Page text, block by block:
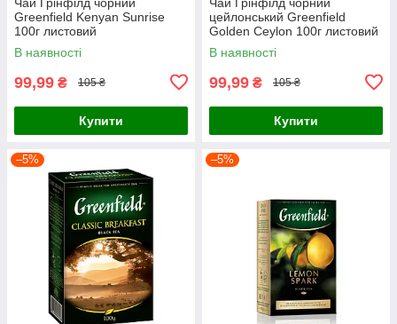
Greenfield Kenyan Sunrise
100г листовий
В наявності
99,99 ₴ 105 ₴
Купити
цейлонський Greenfield
Golden Ceylon 100г листовий
В наявності
99,99 ₴ 105 ₴
Купити
–5% –5%